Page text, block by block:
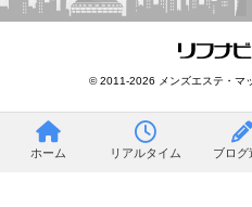
© 2011-2026 メンズエステ・マ
ホーム リアルタイム ブログ